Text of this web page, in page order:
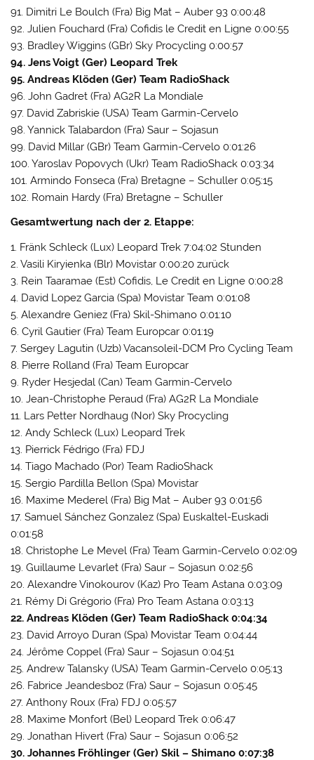
91. Dimitri Le Boulch (Fra) Big Mat – Auber 93 0:00:48
92. Julien Fouchard (Fra) Cofidis le Credit en Ligne 0:00:55
93. Bradley Wiggins (GBr) Sky Procycling 0:00:57
94. Jens Voigt (Ger) Leopard Trek
95. Andreas Klöden (Ger) Team RadioShack
96. John Gadret (Fra) AG2R La Mondiale
97. David Zabriskie (USA) Team Garmin-Cervelo
98. Yannick Talabardon (Fra) Saur – Sojasun
99. David Millar (GBr) Team Garmin-Cervelo 0:01:26
100. Yaroslav Popovych (Ukr) Team RadioShack 0:03:34
101. Armindo Fonseca (Fra) Bretagne – Schuller 0:05:15
102. Romain Hardy (Fra) Bretagne – Schuller
Gesamtwertung nach der 2. Etappe:
1. Fränk Schleck (Lux) Leopard Trek 7:04:02 Stunden
2. Vasili Kiryienka (Blr) Movistar 0:00:20 zurück
3. Rein Taaramae (Est) Cofidis, Le Credit en Ligne 0:00:28
4. David Lopez Garcia (Spa) Movistar Team 0:01:08
5. Alexandre Geniez (Fra) Skil-Shimano 0:01:10
6. Cyril Gautier (Fra) Team Europcar 0:01:19
7. Sergey Lagutin (Uzb) Vacansoleil-DCM Pro Cycling Team
8. Pierre Rolland (Fra) Team Europcar
9. Ryder Hesjedal (Can) Team Garmin-Cervelo
10. Jean-Christophe Peraud (Fra) AG2R La Mondiale
11. Lars Petter Nordhaug (Nor) Sky Procycling
12. Andy Schleck (Lux) Leopard Trek
13. Pierrick Fédrigo (Fra) FDJ
14. Tiago Machado (Por) Team RadioShack
15. Sergio Pardilla Bellon (Spa) Movistar
16. Maxime Mederel (Fra) Big Mat – Auber 93 0:01:56
17. Samuel Sánchez Gonzalez (Spa) Euskaltel-Euskadi
0:01:58
18. Christophe Le Mevel (Fra) Team Garmin-Cervelo 0:02:09
19. Guillaume Levarlet (Fra) Saur – Sojasun 0:02:56
20. Alexandre Vinokourov (Kaz) Pro Team Astana 0:03:09
21. Rémy Di Grégorio (Fra) Pro Team Astana 0:03:13
22. Andreas Klöden (Ger) Team RadioShack 0:04:34
23. David Arroyo Duran (Spa) Movistar Team 0:04:44
24. Jérôme Coppel (Fra) Saur – Sojasun 0:04:51
25. Andrew Talansky (USA) Team Garmin-Cervelo 0:05:13
26. Fabrice Jeandesboz (Fra) Saur – Sojasun 0:05:45
27. Anthony Roux (Fra) FDJ 0:05:57
28. Maxime Monfort (Bel) Leopard Trek 0:06:47
29. Jonathan Hivert (Fra) Saur – Sojasun 0:06:52
30. Johannes Fröhlinger (Ger) Skil – Shimano 0:07:38